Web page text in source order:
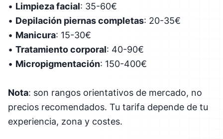
• Limpieza facial: 35-60€
• Depilación piernas completas: 20-35€
• Manicura: 15-30€
• Tratamiento corporal: 40-90€
• Micropigmentación: 150-400€
Nota: son rangos orientativos de mercado, no
precios recomendados. Tu tarifa depende de tu
experiencia, zona y costes.